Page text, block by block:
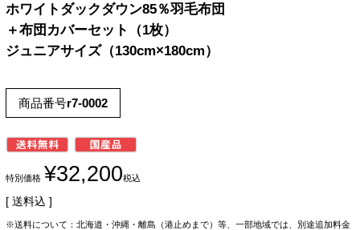
ホワイトダックダウン85％羽毛布団
＋布団カバーセット（1枚）
ジュニアサイズ（130cm×180cm）
商品番号r7-0002
特別価格 ¥32,200税込
送料込
※送料について：北海道・沖縄・離島（港止めまで）等、一部地域では、別途追加料金